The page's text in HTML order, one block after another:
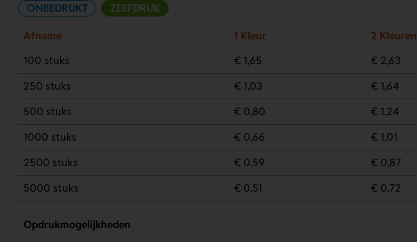
ONBEDRUKT ZEEFDRUK
Afname 1 Kleur 2 Kleuren
100 stuks
€ 1,65 € 2,63
250 stuks
€ 1,03 € 1,64
500 stuks
€ 0,80 € 1,24
1000 stuks
€ 0,66 € 1,01
2500 stuks
€ 0,59 € 0,87
5000 stuks
€ 0,51 € 0,72
Opdrukmogelijkheden